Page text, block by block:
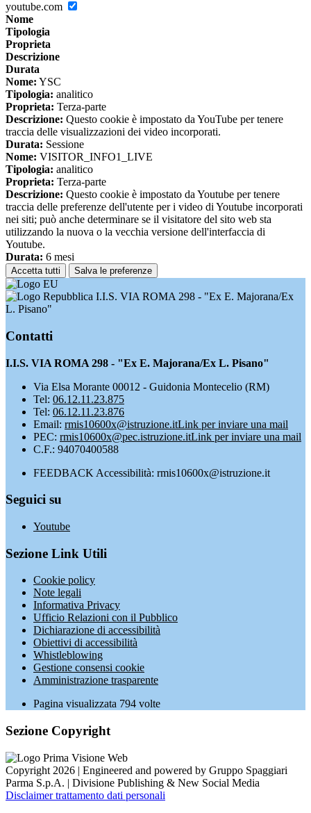
youtube.com
Nome
Tipologia
Proprieta
Descrizione
Durata
Nome: YSC
Tipologia: analitico
Proprieta: Terza-parte
Descrizione: Questo cookie è impostato da YouTube per tenere
traccia delle visualizzazioni dei video incorporati.
Durata: Sessione
Nome: VISITOR_INFO1_LIVE
Tipologia: analitico
Proprieta: Terza-parte
Descrizione: Questo cookie è impostato da Youtube per tenere
traccia delle preferenze dell'utente per i video di Youtube incorporati
nei siti; può anche determinare se il visitatore del sito web sta
utilizzando la nuova o la vecchia versione dell'interfaccia di
Youtube.
Durata: 6 mesi
Accetta tutti Salva le preferenze
I.I.S. VIA ROMA 298 - "Ex E. Majorana/Ex
L. Pisano"
Contatti
I.I.S. VIA ROMA 298 - "Ex E. Majorana/Ex L. Pisano"
Via Elsa Morante 00012 - Guidonia Montecelio (RM)
Tel: 06.12.11.23.875
Tel: 06.12.11.23.876
Email: rmis10600x@istruzione.itLink per inviare una mail
PEC: rmis10600x@pec.istruzione.itLink per inviare una mail
C.F.: 94070400588
FEEDBACK Accessibilità: rmis10600x@istruzione.it
Seguici su
Youtube
Sezione Link Utili
Cookie policy
Note legali
Informativa Privacy
Ufficio Relazioni con il Pubblico
Dichiarazione di accessibilità
Obiettivi di accessibilità
Whistleblowing
Gestione consensi cookie
Amministrazione trasparente
Pagina visualizzata 794 volte
Sezione Copyright
Copyright 2026 | Engineered and powered by Gruppo Spaggiari
Parma S.p.A. | Divisione Publishing & New Social Media
Disclaimer trattamento dati personali